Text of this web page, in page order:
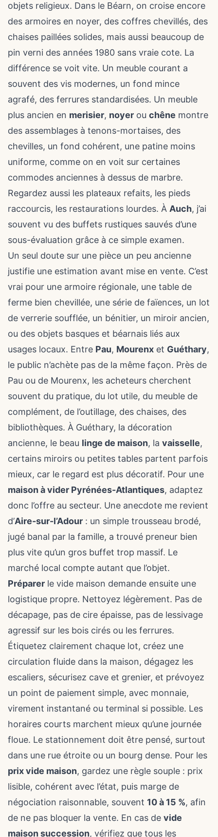
objets religieux. Dans le Béarn, on croise encore
des armoires en noyer, des coffres chevillés, des
chaises paillées solides, mais aussi beaucoup de
pin verni des années 1980 sans vraie cote. La
différence se voit vite. Un meuble courant a
souvent des vis modernes, un fond mince
agrafé, des ferrures standardisées. Un meuble
plus ancien en merisier, noyer ou chêne montre
des assemblages à tenons-mortaises, des
chevilles, un fond cohérent, une patine moins
uniforme, comme on en voit sur certaines
commodes anciennes à dessus de marbre.
Regardez aussi les plateaux refaits, les pieds
raccourcis, les restaurations lourdes. À Auch, j’ai
souvent vu des buffets rustiques sauvés d’une
sous-évaluation grâce à ce simple examen.
Un seul doute sur une pièce un peu ancienne
justifie une estimation avant mise en vente. C’est
vrai pour une armoire régionale, une table de
ferme bien chevillée, une série de faïences, un lot
de verrerie soufflée, un bénitier, un miroir ancien,
ou des objets basques et béarnais liés aux
usages locaux. Entre Pau, Mourenx et Guéthary,
le public n’achète pas de la même façon. Près de
Pau ou de Mourenx, les acheteurs cherchent
souvent du pratique, du lot utile, du meuble de
complément, de l’outillage, des chaises, des
bibliothèques. À Guéthary, la décoration
ancienne, le beau linge de maison, la vaisselle,
certains miroirs ou petites tables partent parfois
mieux, car le regard est plus décoratif. Pour une
maison à vider Pyrénées-Atlantiques, adaptez
donc l’offre au secteur. Une anecdote me revient
d’Aire-sur-l’Adour : un simple trousseau brodé,
jugé banal par la famille, a trouvé preneur bien
plus vite qu’un gros buffet trop massif. Le
marché local compte autant que l’objet.
Préparer le vide maison demande ensuite une
logistique propre. Nettoyez légèrement. Pas de
décapage, pas de cire épaisse, pas de lessivage
agressif sur les bois cirés ou les ferrures.
Étiquetez clairement chaque lot, créez une
circulation fluide dans la maison, dégagez les
escaliers, sécurisez cave et grenier, et prévoyez
un point de paiement simple, avec monnaie,
virement instantané ou terminal si possible. Les
horaires courts marchent mieux qu’une journée
floue. Le stationnement doit être pensé, surtout
dans une rue étroite ou un bourg dense. Pour les
prix vide maison, gardez une règle souple : prix
lisible, cohérent avec l’état, puis marge de
négociation raisonnable, souvent 10 à 15 %, afin
de ne pas bloquer la vente. En cas de vide
maison succession, vérifiez que tous les